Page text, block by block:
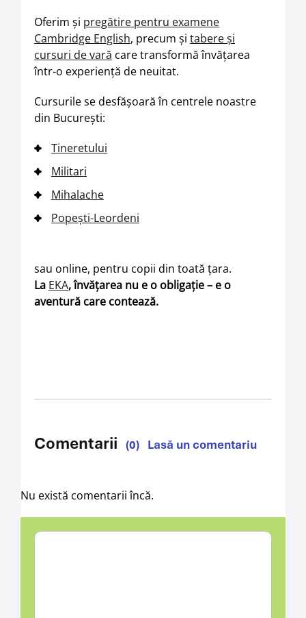
Oferim și pregătire pentru examene
Cambridge English, precum și tabere și
cursuri de vară care transformă învățarea
într-o experiență de neuitat.
Cursurile se desfășoară în centrele noastre
din București:
Tineretului
Militari
Mihalache
Popești-Leordeni
sau online, pentru copii din toată țara.
La EKA, învățarea nu e o obligație – e o
aventură care contează.
Comentarii (0) Lasă un comentariu
Nu există comentarii încă.